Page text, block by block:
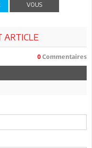
VOUS
ARTICLE
0 Commentaires